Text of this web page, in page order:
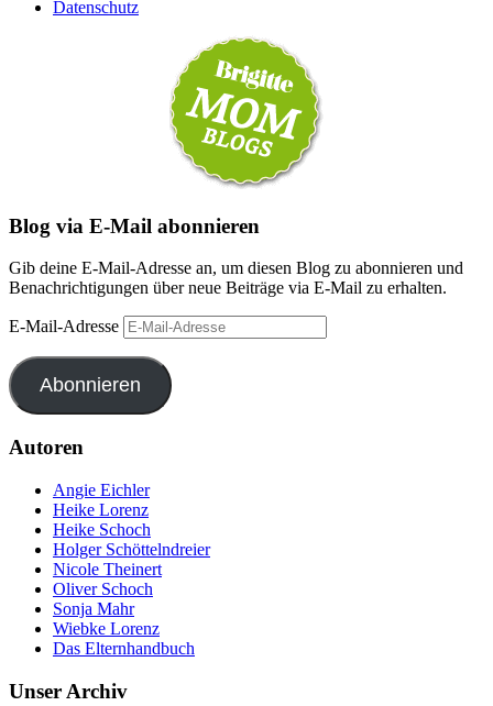
Datenschutz
Blog via E-Mail abonnieren
Gib deine E-Mail-Adresse an, um diesen Blog zu abonnieren und
Benachrichtigungen über neue Beiträge via E-Mail zu erhalten.
E-Mail-Adresse
Abonnieren
Autoren
Angie Eichler
Heike Lorenz
Heike Schoch
Holger Schöttelndreier
Nicole Theinert
Oliver Schoch
Sonja Mahr
Wiebke Lorenz
Das Elternhandbuch
Unser Archiv